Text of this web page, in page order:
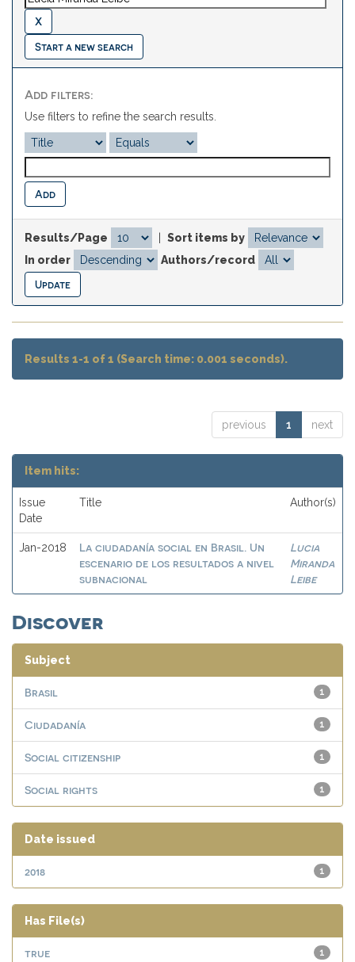
Start a new search
Add filters:
Use filters to refine the search results.
Results/Page
Sort items by
In order
Authors/record
Results 1-1 of 1 (Search time: 0.001 seconds).
previous 1 next
Item hits:
Issue
Date
Title Author(s)
Jan-2018
La ciudadanía social en Brasil. Un
escenario de los resultados a nivel
subnacional
Lucia
Miranda
Leibe
Discover
Subject
1
Brasil
1
Ciudadanía
1
Social citizenship
1
Social rights
Date issued
1
2018
Has File(s)
1
true